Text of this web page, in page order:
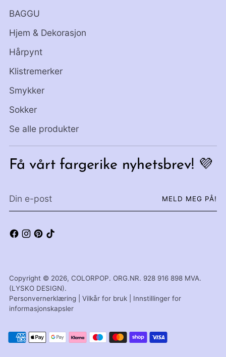
BAGGU
Hjem & Dekorasjon
Hårpynt
Klistremerker
Smykker
Sokker
Se alle produkter
Få vårt fargerike nyhetsbrev! 💜
e-
MELD MEG PÅ!
Copyright © 2026, COLORPOP. ORG.NR. 928 916 898 MVA.
(LYSKO DESIGN).
Personvernerklæring
Vilkår for bruk
Innstillinger for
informasjonskapsler